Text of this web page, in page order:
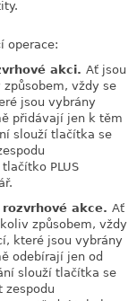
operace:
akci. Ať jsou
vždy se
jsou vybrány
přidávají jen k těm
slouží tlačítka se
PLUS
akce. Ať
způsobem, vždy
které jsou vybrány
odebírají jen od
slouží tlačítka se
zespodu